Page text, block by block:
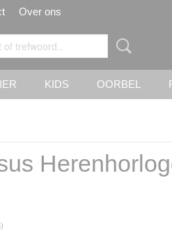
Over ons
KIDS OORBEL